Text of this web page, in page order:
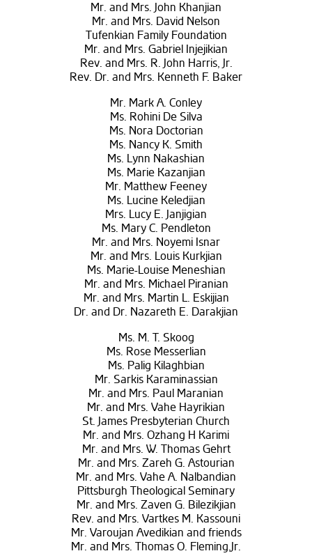
Mr. and Mrs. John Khanjian
Mr. and Mrs. David Nelson
Tufenkian Family Foundation
Mr. and Mrs. Gabriel Injejikian
Rev. and Mrs. R. John Harris, Jr.
Rev. Dr. and Mrs. Kenneth F. Baker
Mr. Mark A. Conley
Ms. Rohini De Silva
Ms. Nora Doctorian
Ms. Nancy K. Smith
Ms. Lynn Nakashian
Ms. Marie Kazanjian
Mr. Matthew Feeney
Ms. Lucine Keledjian
Mrs. Lucy E. Janjigian
Ms. Mary C. Pendleton
Mr. and Mrs. Noyemi Isnar
Mr. and Mrs. Louis Kurkjian
Ms. Marie-Louise Meneshian
Mr. and Mrs. Michael Piranian
Mr. and Mrs. Martin L. Eskijian
Dr. and Dr. Nazareth E. Darakjian
Ms. M. T. Skoog
Ms. Rose Messerlian
Ms. Palig Kilaghbian
Mr. Sarkis Karaminassian
Mr. and Mrs. Paul Maranian
Mr. and Mrs. Vahe Hayrikian
St. James Presbyterian Church
Mr. and Mrs. Ozhang H Karimi
Mr. and Mrs. W. Thomas Gehrt
Mr. and Mrs. Zareh G. Astourian
Mr. and Mrs. Vahe A. Nalbandian
Pittsburgh Theological Seminary
Mr. and Mrs. Zaven G. Bilezikjian
Rev. and Mrs. Vartkes M. Kassouni
Mr. Varoujan Avedikian and friends
Mr. and Mrs. Thomas O. Fleming,Jr.